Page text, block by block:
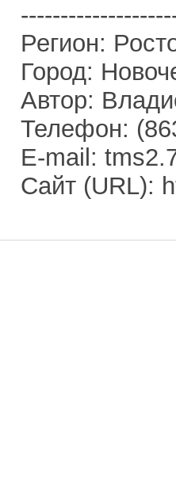
Регион:
Город:
Автор:
Телефон:
E-mail:
Сайт (URL):